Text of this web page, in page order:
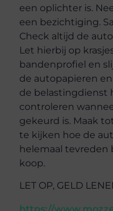
een oplichter is.
een bezichtiging.
Check altijd de
Let hierbij op
bandenprofiel en
de autopapieren
de belastingdienst
controleren
gekeurd is. Maak
te kijken hoe de
helemaal tevreden
koop.
LET OP, GELD